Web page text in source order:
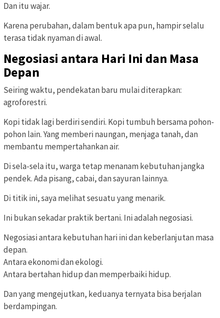
Dan itu wajar.
Karena perubahan, dalam bentuk apa pun, hampir selalu
terasa tidak nyaman di awal.
Negosiasi antara Hari Ini dan Masa
Depan
Seiring waktu, pendekatan baru mulai diterapkan:
agroforestri.
Kopi tidak lagi berdiri sendiri. Kopi tumbuh bersama pohon-
pohon lain. Yang memberi naungan, menjaga tanah, dan
membantu mempertahankan air.
Di sela-sela itu, warga tetap menanam kebutuhan jangka
pendek. Ada pisang, cabai, dan sayuran lainnya.
Di titik ini, saya melihat sesuatu yang menarik.
Ini bukan sekadar praktik bertani. Ini adalah negosiasi.
Negosiasi antara kebutuhan hari ini dan keberlanjutan masa
depan.
Antara ekonomi dan ekologi.
Antara bertahan hidup dan memperbaiki hidup.
Dan yang mengejutkan, keduanya ternyata bisa berjalan
berdampingan.